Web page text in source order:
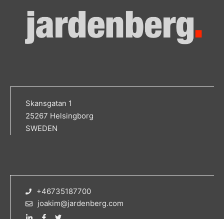
Skansgatan 1
25267 Helsingborg
SWEDEN
+46735187700
joakim@jardenberg.com